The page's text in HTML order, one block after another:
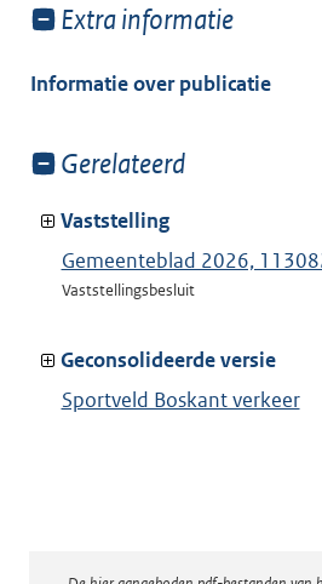
Toon
van:
Extra informatie
Informatie over publicatie
Toon
van:
Gerelateerd
Vaststelling
Gemeenteblad 2026,
Vaststellingsbesluit
Geconsolideerde versie
Sportveld Boskant verkeer